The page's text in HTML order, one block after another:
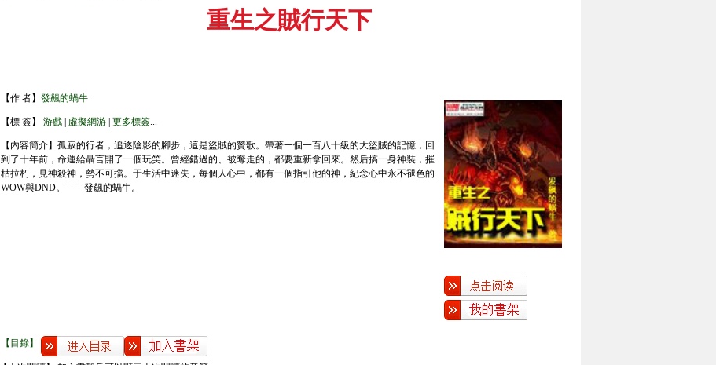
重生之賊行天下
【作 者】 發飆的蝸牛
【標 簽】 游戲 虛擬網游 更多標簽...
【內容簡介】孤寂的行者，追逐陰影的腳步，這是盜賊的贊歌。帶著一個一百八十級的大盜賊的記憶，回
到了十年前，命運給聶言開了一個玩笑。曾經錯過的、被奪走的，都要重新拿回來。然后搞一身神裝，摧
枯拉朽，見神殺神，勢不可擋。于生活中迷失，每個人心中，都有一個指引他的神，紀念心中永不褪色的
WOW與DND。－－發飆的蝸牛。
【目錄】